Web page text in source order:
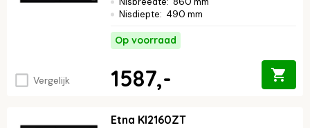
Vergelijk
Nisdiepte: 490 mm
Op voorraad
1587,-
Etna KI2160ZT